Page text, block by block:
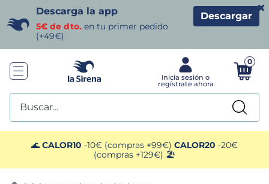
Descarga la app
5€ de dto. en tu primer pedido
(+49€)
Descargar
×
0
Buscar...
🌊 CALOR10 -10€ (compras +99€) CALOR20 -20€
(compras +129€) 🏖️
TÉRMINOS MÁS BUSCADOS
1. helados sirena